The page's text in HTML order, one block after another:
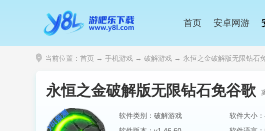
首页 安卓网游
当前位置： 首页 → 手机游戏 → 破解游戏 → 永恒之金破解版无限钻石
永恒之金破解版无限钻石免谷歌
软件类别：破解游戏 软件大小